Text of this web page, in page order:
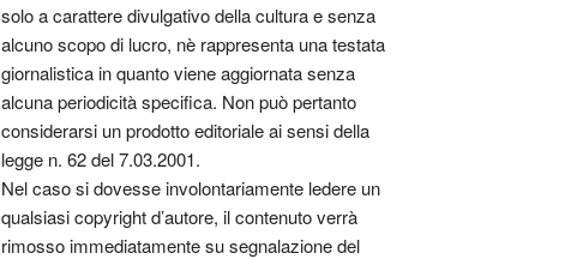
solo a carattere divulgativo della cultura e senza
alcuno scopo di lucro, nè rappresenta una testata
giornalistica in quanto viene aggiornata senza
alcuna periodicità specifica. Non può pertanto
considerarsi un prodotto editoriale ai sensi della
legge n. 62 del 7.03.2001.
Nel caso si dovesse involontariamente ledere un
qualsiasi copyright d’autore, il contenuto verrà
rimosso immediatamente su segnalazione del